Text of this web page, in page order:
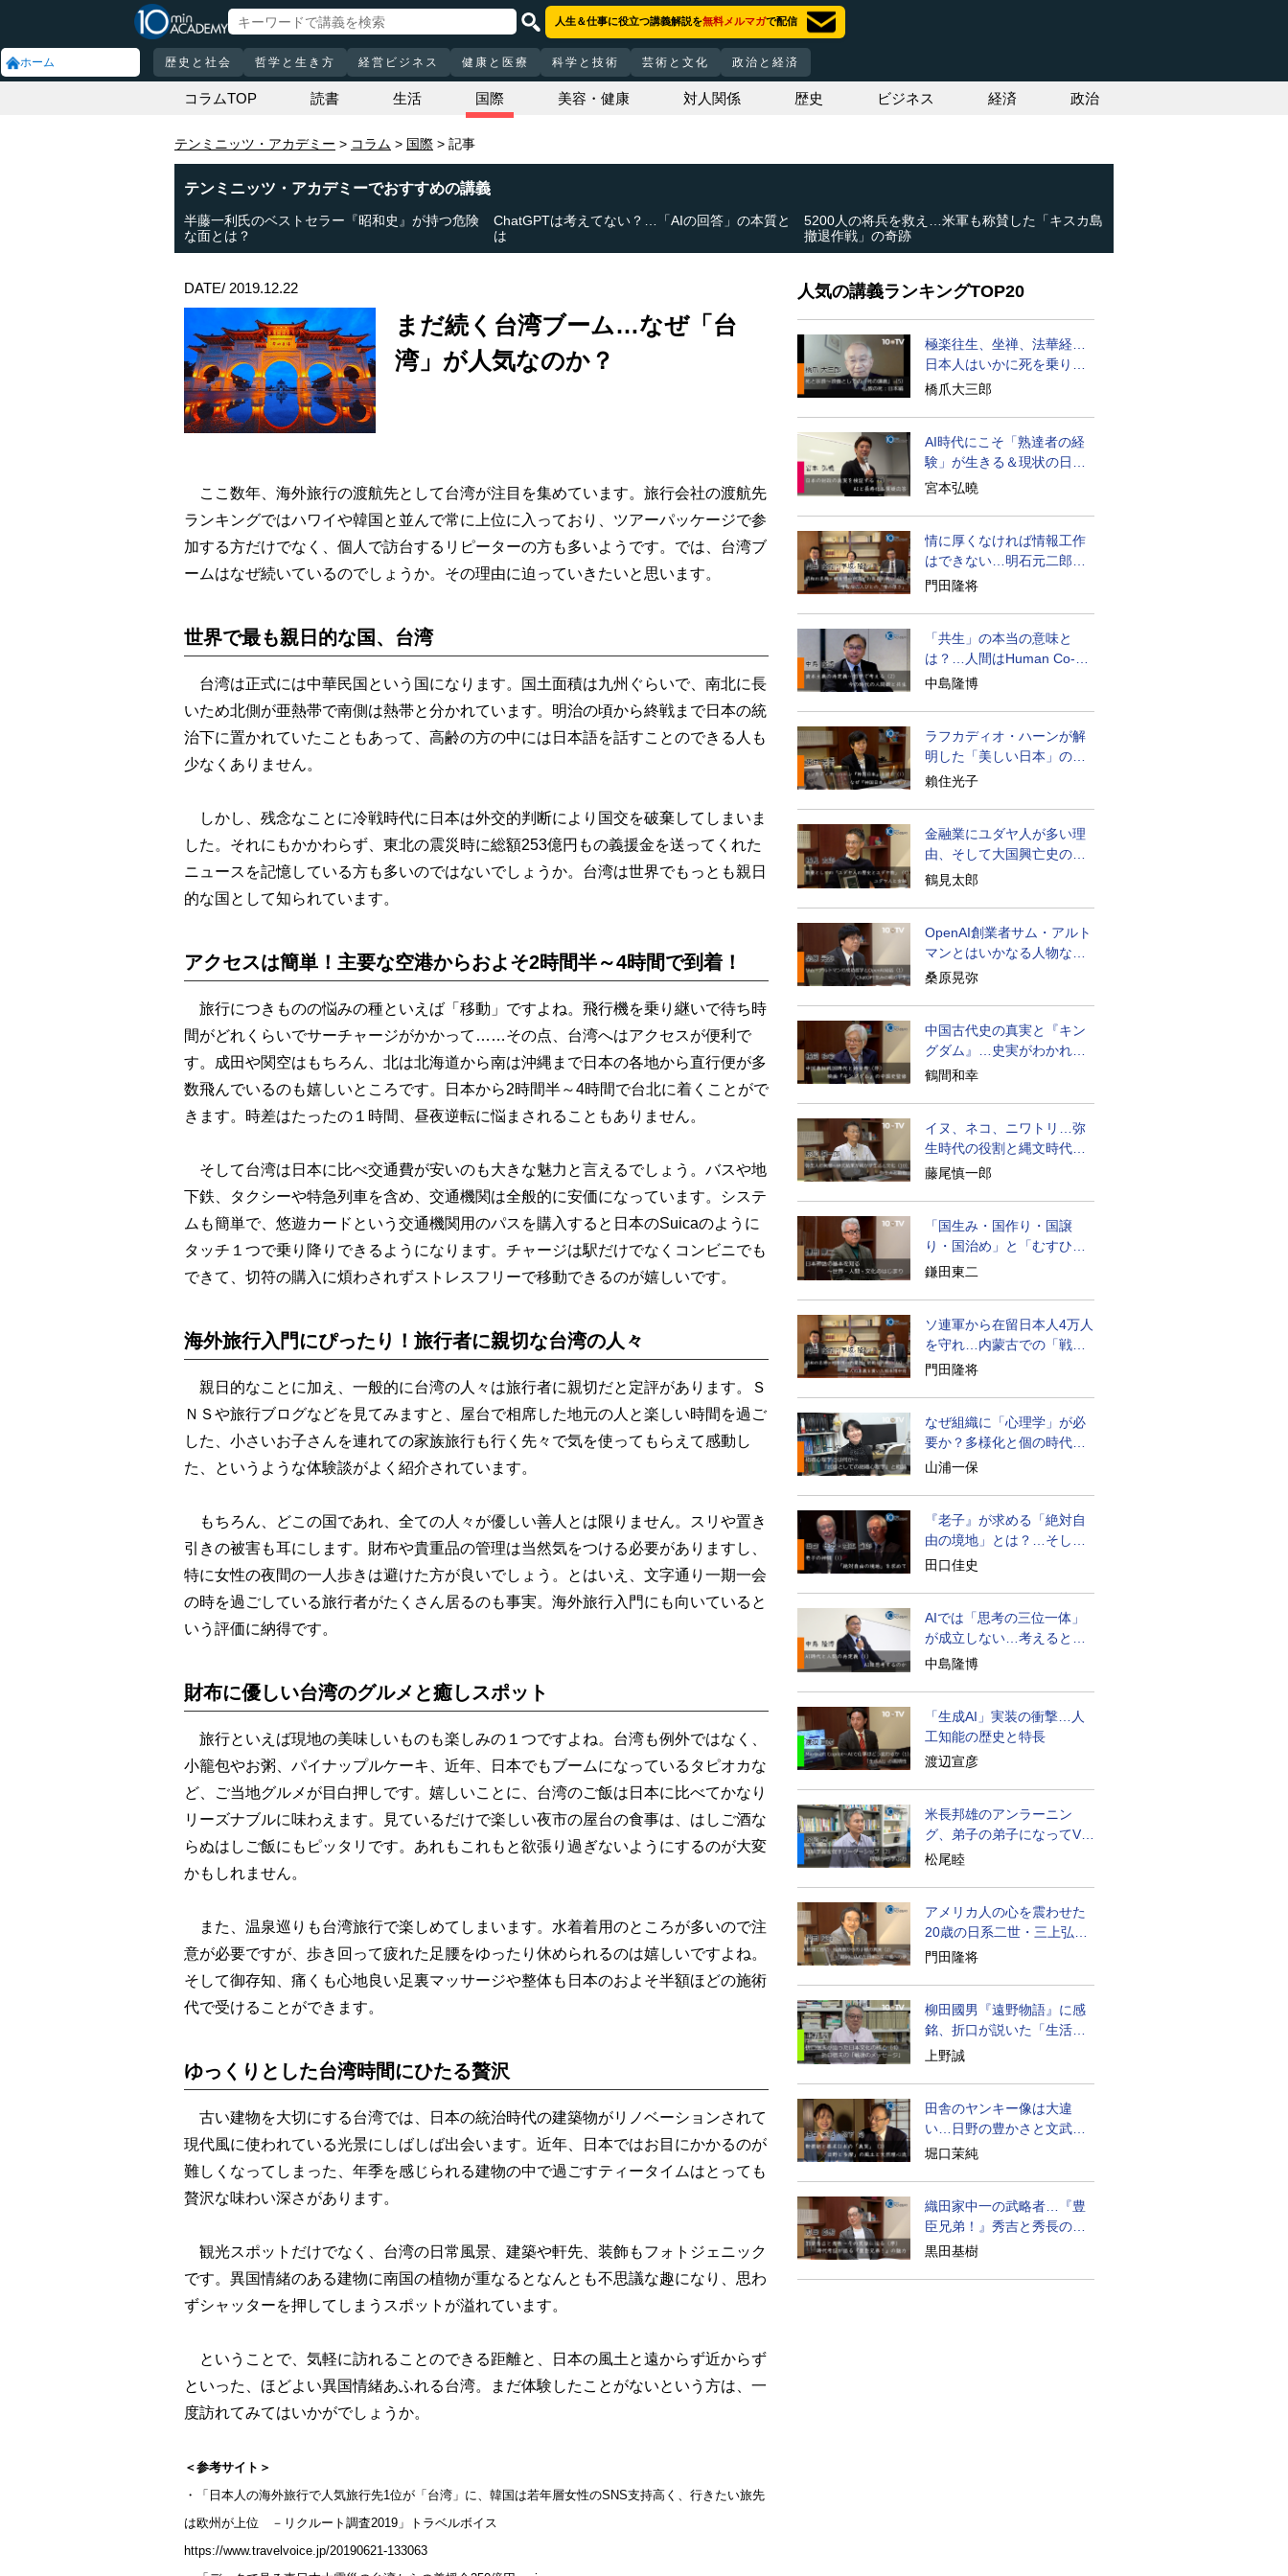
ホーム
人生＆仕事に役立つ講義解説を無料メルマガで配信
歴史と社会 哲学と生き方 経営ビジネス 健康と医療 科学と技術 芸術と文化 政治と経済
コラムTOP 読書 生活 国際 美容・健康 対人関係 歴史 ビジネス 経済 政治
テンミニッツ・アカデミー コラム 国際 記事
テンミニッツ・アカデミーでおすすめの講義
半藤一利氏のベストセラー『昭和史』が持つ危険
な面とは？
ChatGPTは考えてない？…「AIの回答」の本質と
は
5200人の将兵を救え…米軍も称賛した「キスカ島
撤退作戦」の奇跡
DATE/ 2019.12.22
まだ続く台湾ブーム…なぜ「台
湾」が人気なのか？
ここ数年、海外旅行の渡航先として台湾が注目を集めています。旅行会社の渡航先
ランキングではハワイや韓国と並んで常に上位に入っており、ツアーパッケージで参
加する方だけでなく、個人で訪台するリピーターの方も多いようです。では、台湾ブ
ームはなぜ続いているのでしょうか。その理由に迫っていきたいと思います。
世界で最も親日的な国、台湾
台湾は正式には中華民国という国になります。国土面積は九州ぐらいで、南北に長
いため北側が亜熱帯で南側は熱帯と分かれています。明治の頃から終戦まで日本の統
治下に置かれていたこともあって、高齢の方の中には日本語を話すことのできる人も
少なくありません。
しかし、残念なことに冷戦時代に日本は外交的判断により国交を破棄してしまいま
した。それにもかかわらず、東北の震災時に総額253億円もの義援金を送ってくれた
ニュースを記憶している方も多いのではないでしょうか。台湾は世界でもっとも親日
的な国として知られています。
アクセスは簡単！主要な空港からおよそ2時間半～4時間で到着！
旅行につきものの悩みの種といえば「移動」ですよね。飛行機を乗り継いで待ち時
間がどれくらいでサーチャージがかかって……その点、台湾へはアクセスが便利で
す。成田や関空はもちろん、北は北海道から南は沖縄まで日本の各地から直行便が多
数飛んでいるのも嬉しいところです。日本から2時間半～4時間で台北に着くことがで
きます。時差はたったの１時間、昼夜逆転に悩まされることもありません。
そして台湾は日本に比べ交通費が安いのも大きな魅力と言えるでしょう。バスや地
下鉄、タクシーや特急列車を含め、交通機関は全般的に安価になっています。システ
ムも簡単で、悠遊カードという交通機関用のパスを購入すると日本のSuicaのように
タッチ１つで乗り降りできるようになります。チャージは駅だけでなくコンビニでも
できて、切符の購入に煩わされずストレスフリーで移動できるのが嬉しいです。
海外旅行入門にぴったり！旅行者に親切な台湾の人々
親日的なことに加え、一般的に台湾の人々は旅行者に親切だと定評があります。Ｓ
ＮＳや旅行ブログなどを見てみますと、屋台で相席した地元の人と楽しい時間を過ご
した、小さいお子さんを連れての家族旅行も行く先々で気を使ってもらえて感動し
た、というような体験談がよく紹介されています。
もちろん、どこの国であれ、全ての人々が優しい善人とは限りません。スリや置き
引きの被害も耳にします。財布や貴重品の管理は当然気をつける必要がありますし、
特に女性の夜間の一人歩きは避けた方が良いでしょう。とはいえ、文字通り一期一会
の時を過ごしている旅行者がたくさん居るのも事実。海外旅行入門にも向いていると
いう評価に納得です。
財布に優しい台湾のグルメと癒しスポット
旅行といえば現地の美味しいものも楽しみの１つですよね。台湾も例外ではなく、
小籠包やお粥、パイナップルケーキ、近年、日本でもブームになっているタピオカな
ど、ご当地グルメが目白押しです。嬉しいことに、台湾のご飯は日本に比べてかなり
リーズナブルに味わえます。見ているだけで楽しい夜市の屋台の食事は、はしご酒な
らぬはしご飯にもピッタリです。あれもこれもと欲張り過ぎないようにするのが大変
かもしれません。
また、温泉巡りも台湾旅行で楽しめてしまいます。水着着用のところが多いので注
意が必要ですが、歩き回って疲れた足腰をゆったり休められるのは嬉しいですよね。
そして御存知、痛くも心地良い足裏マッサージや整体も日本のおよそ半額ほどの施術
代で受けることができます。
ゆっくりとした台湾時間にひたる贅沢
古い建物を大切にする台湾では、日本の統治時代の建築物がリノベーションされて
現代風に使われている光景にしばしば出会います。近年、日本ではお目にかかるのが
難しくなってしまった、年季を感じられる建物の中で過ごすティータイムはとっても
贅沢な味わい深さがあります。
観光スポットだけでなく、台湾の日常風景、建築や軒先、装飾もフォトジェニック
です。異国情緒のある建物に南国の植物が重なるとなんとも不思議な趣になり、思わ
ずシャッターを押してしまうスポットが溢れています。
ということで、気軽に訪れることのできる距離と、日本の風土と遠からず近からず
といった、ほどよい異国情緒あふれる台湾。まだ体験したことがないという方は、一
度訪れてみてはいかがでしょうか。
＜参考サイト＞
・「日本人の海外旅行で人気旅行先1位が「台湾」に、韓国は若年層女性のSNS支持高く、行きたい旅先
は欧州が上位 －リクルート調査2019」トラベルボイス
https://www.travelvoice.jp/20190621-133063
人気の講義ランキングTOP20
極楽往生、坐禅、法華経…
日本人はいかに死を乗り越
えるか
橋爪大三郎
AI時代にこそ「熟達者の経
験」が生きる＆現状の日本
経済の実情は
宮本弘曉
情に厚くなければ情報工作
はできない…明石元二郎の
対露工作の教訓
門田隆将
「共生」の本当の意味と
は？…人間はHuman Co-
becoming
中島隆博
ラフカディオ・ハーンが解
明した「美しい日本」の秘
密と未来
賴住光子
金融業にユダヤ人が多い理
由、そして大国興亡史の裏
面のユダヤ人
鶴見太郎
OpenAI創業者サム・アルト
マンとはいかなる人物なの
か
桑原晃弥
中国古代史の真実と『キン
グダム』…史実がわかれば
物語はもっと面白い
鶴間和幸
イヌ、ネコ、ニワトリ…弥
生時代の役割と縄文時代と
の違い
藤尾慎一郎
「国生み・国作り・国譲
り・国治め」と「むすひ」
の力
鎌田東二
ソ連軍から在留日本人4万人
を守れ…内蒙古での「戦
後」の激闘
門田隆将
なぜ組織に「心理学」が必
要か？多様化と個の時代の
処方箋
山浦一保
『老子』が求める「絶対自
由の境地」とは？…そして
創造長寿へ
田口佳史
AIでは「思考の三位一体」
が成立しない…考えると
は？
中島隆博
「生成AI」実装の衝撃…人
工知能の歴史と特長
渡辺宣彦
米長邦雄のアンラーニン
グ、弟子の弟子になってV字
成長
松尾睦
アメリカ人の心を震わせた
20歳の日系二世・三上弘文
の翻訳
門田隆将
柳田國男『遠野物語』に感
銘、折口が説いた「生活の
古典」
上野誠
田舎のヤンキー像は大違
い…日野の豊かさと文武両
道の気風
堀口茉純
織田家中一の武略者…『豊
臣兄弟！』秀吉と秀長の知
られざる実像
黒田基樹